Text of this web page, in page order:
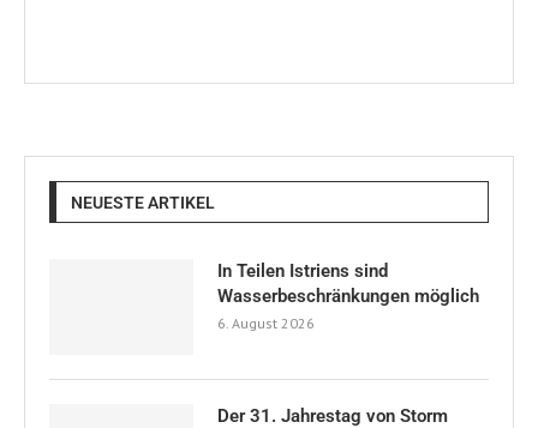
NEUESTE ARTIKEL
In Teilen Istriens sind
Wasserbeschränkungen möglich
6. August 2026
Der 31. Jahrestag von Storm